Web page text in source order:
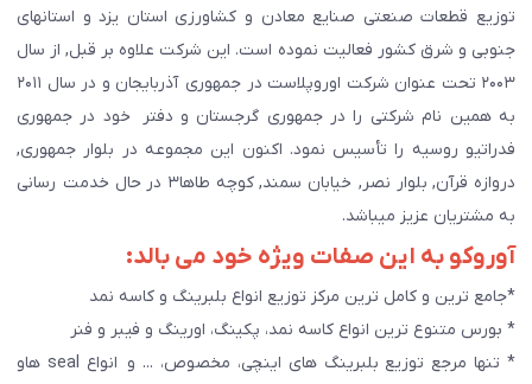
توزیع قطعات صنعتی صنایع معادن و کشاورزی استان یزد و استانهای
جنوبی و شرق کشور فعالیت نموده است. این شرکت علاوه بر قبل, از سال
۲۰۰۳ تحت عنوان شرکت اوروپلاست در جمهوری آذربایجان و در سال ۲۰۱۱
به همین نام شرکتی را در جمهوری گرجستان و دفتر خود در جمهوری
فدراتیو روسیه را تأسیس نمود. اکنون این مجموعه در بلوار جمهوری,
دروازه قرآن, بلوار نصر, خیابان سمند, کوچه طاها۳ در حال خدمت رسانی
به مشتریان عزیز میباشد.
آوروکو به این صفات ویژه خود می بالد:
*جامع ترین و کامل ترین مرکز توزیع انواع بلبرینگ و کاسه نمد
* بورس متنوع ترین انواع کاسه نمد، پکینگ، اورینگ و فیبر و فنر
* تنها مرجع توزیع بلبرینگ های اینچی، مخصوص، ... و انواع seal هاو